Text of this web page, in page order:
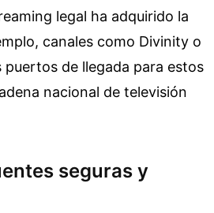
legal ha adquirido la
canales como Divinity o
de llegada para estos
nacional de televisión
seguras y